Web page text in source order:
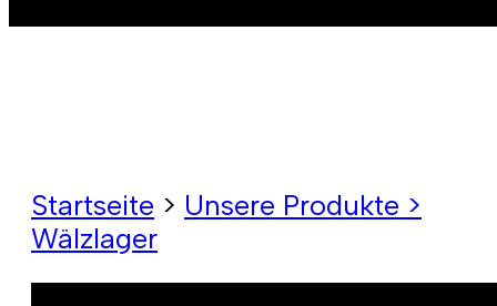
Startseite > Unsere Produkte >
Wälzlager